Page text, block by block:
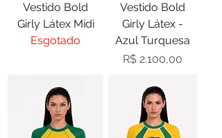
Vestido Bold
Girly Látex Midi
Esgotado
Vestido Bold
Girly Látex -
Azul Turquesa
Preço
R$ 2.100,00